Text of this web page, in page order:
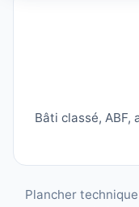
Bâti classé, ABF,
Plancher technique